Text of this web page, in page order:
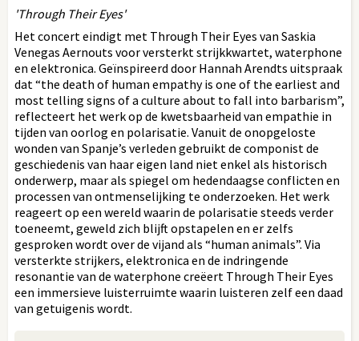
'Through Their Eyes'
Het concert eindigt met Through Their Eyes van Saskia
Venegas Aernouts voor versterkt strijkkwartet, waterphone
en elektronica. Geïnspireerd door Hannah Arendts uitspraak
dat “the death of human empathy is one of the earliest and
most telling signs of a culture about to fall into barbarism”,
reflecteert het werk op de kwetsbaarheid van empathie in
tijden van oorlog en polarisatie. Vanuit de onopgeloste
wonden van Spanje’s verleden gebruikt de componist de
geschiedenis van haar eigen land niet enkel als historisch
onderwerp, maar als spiegel om hedendaagse conflicten en
processen van ontmenselijking te onderzoeken. Het werk
reageert op een wereld waarin de polarisatie steeds verder
toeneemt, geweld zich blijft opstapelen en er zelfs
gesproken wordt over de vijand als “human animals”. Via
versterkte strijkers, elektronica en de indringende
resonantie van de waterphone creëert Through Their Eyes
een immersieve luisterruimte waarin luisteren zelf een daad
van getuigenis wordt.